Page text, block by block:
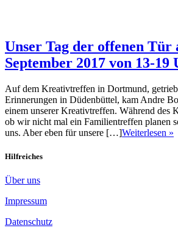
Unser Tag der offenen Tür
September 2017 von 13-
Auf dem Kreativtreffen in Dortmund,
Erinnerungen in Düdenbüttel, kam Andre
einem unserer Kreativtreffen. Während des
ob wir nicht mal ein Familientreffen planen
uns. Aber eben für unsere […]Weiterlesen »
Hilfreiches
Über uns
Impressum
Datenschutz